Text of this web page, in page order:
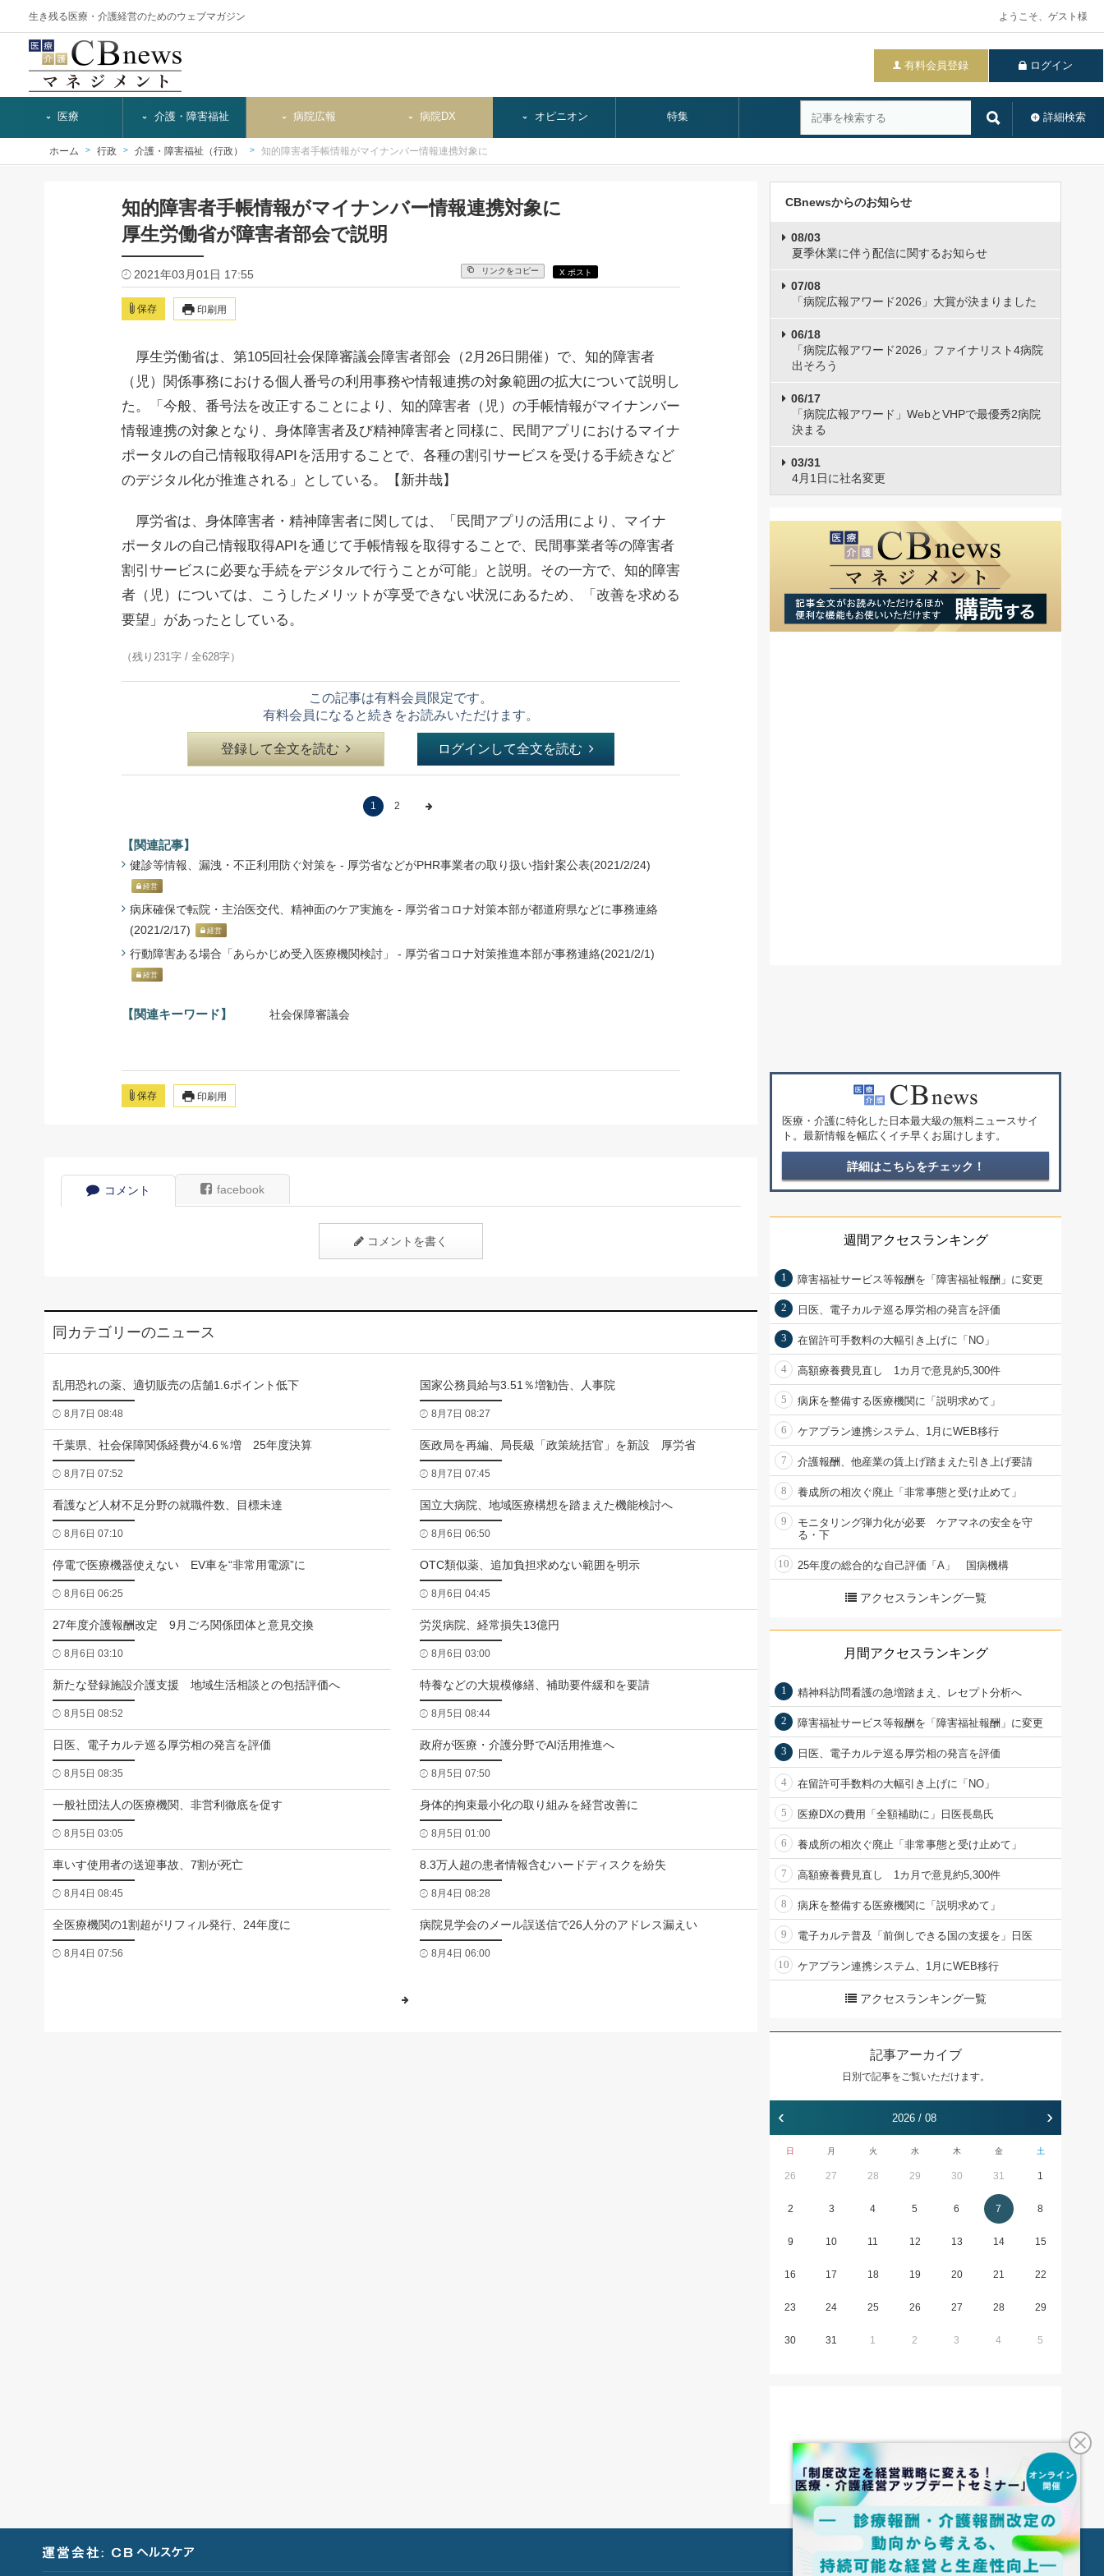
生き残る医療・介護経営のためのウェブマガジン ようこそ、ゲスト様
有料会員登録 ログイン
詳細検索
医療 介護・障害福祉 病院広報 病院DX オピニオン 特集
ホーム 行政 介護・障害福祉（行政） 知的障害者手帳情報がマイナンバー情報連携対象に
知的障害者手帳情報がマイナンバー情報連携対象に
厚生労働省が障害者部会で説明
2021年03月01日 17:55 リンクをコピー X ポスト
保存 印刷用
厚生労働省は、第105回社会保障審議会障害者部会（2月26日開催）で、知的障害者
（児）関係事務における個人番号の利用事務や情報連携の対象範囲の拡大について説明し
た。「今般、番号法を改正することにより、知的障害者（児）の手帳情報がマイナンバー
情報連携の対象となり、身体障害者及び精神障害者と同様に、民間アプリにおけるマイナ
ポータルの自己情報取得APIを活用することで、各種の割引サービスを受ける手続きなど
のデジタル化が推進される」としている。【新井哉】
厚労省は、身体障害者・精神障害者に関しては、「民間アプリの活用により、マイナ
ポータルの自己情報取得APIを通じて手帳情報を取得することで、民間事業者等の障害者
割引サービスに必要な手続をデジタルで行うことが可能」と説明。その一方で、知的障害
者（児）については、こうしたメリットが享受できない状況にあるため、「改善を求める
要望」があったとしている。
（残り231字 / 全628字）
この記事は有料会員限定です。
有料会員になると続きをお読みいただけます。
登録して全文を読む ログインして全文を読む
1 2
【関連記事】
健診等情報、漏洩・不正利用防ぐ対策を - 厚労省などがPHR事業者の取り扱い指針案公表(2021/2/24)
経営
病床確保で転院・主治医交代、精神面のケア実施を - 厚労省コロナ対策本部が都道府県などに事務連絡
(2021/2/17)
経営
行動障害ある場合「あらかじめ受入医療機関検討」 - 厚労省コロナ対策推進本部が事務連絡(2021/2/1)
経営
【関連キーワード】 社会保障審議会
保存 印刷用
コメント facebook
コメントを書く
同カテゴリーのニュース
乱用恐れの薬、適切販売の店舗1.6ポイント低下
8月7日 08:48
国家公務員給与3.51％増勧告、人事院
8月7日 08:27
千葉県、社会保障関係経費が4.6％増 25年度決算
8月7日 07:52
医政局を再編、局長級「政策統括官」を新設 厚労省
8月7日 07:45
看護など人材不足分野の就職件数、目標未達
8月6日 07:10
国立大病院、地域医療構想を踏まえた機能検討へ
8月6日 06:50
停電で医療機器使えない EV車を“非常用電源”に
8月6日 06:25
OTC類似薬、追加負担求めない範囲を明示
8月6日 04:45
27年度介護報酬改定 9月ごろ関係団体と意見交換
8月6日 03:10
労災病院、経常損失13億円
8月6日 03:00
新たな登録施設介護支援 地域生活相談との包括評価へ
8月5日 08:52
特養などの大規模修繕、補助要件緩和を要請
8月5日 08:44
日医、電子カルテ巡る厚労相の発言を評価
8月5日 08:35
政府が医療・介護分野でAI活用推進へ
8月5日 07:50
一般社団法人の医療機関、非営利徹底を促す
8月5日 03:05
身体的拘束最小化の取り組みを経営改善に
8月5日 01:00
車いす使用者の送迎事故、7割が死亡
8月4日 08:45
8.3万人超の患者情報含むハードディスクを紛失
8月4日 08:28
全医療機関の1割超がリフィル発行、24年度に
8月4日 07:56
病院見学会のメール誤送信で26人分のアドレス漏えい
8月4日 06:00
CBnewsからのお知らせ
08/03
夏季休業に伴う配信に関するお知らせ
07/08
「病院広報アワード2026」大賞が決まりました
06/18
「病院広報アワード2026」ファイナリスト4病院
出そろう
06/17
「病院広報アワード」WebとVHPで最優秀2病院
決まる
03/31
4月1日に社名変更
医療・介護に特化した日本最大級の無料ニュースサイ
ト。最新情報を幅広くイチ早くお届けします。
詳細はこちらをチェック！
週間アクセスランキング
1 障害福祉サービス等報酬を「障害福祉報酬」に変更
2 日医、電子カルテ巡る厚労相の発言を評価
3 在留許可手数料の大幅引き上げに「NO」
4 高額療養費見直し 1カ月で意見約5,300件
5 病床を整備する医療機関に「説明求めて」
6 ケアプラン連携システム、1月にWEB移行
7 介護報酬、他産業の賃上げ踏まえた引き上げ要請
8 養成所の相次ぐ廃止「非常事態と受け止めて」
9
モニタリング弾力化が必要 ケアマネの安全を守
る・下
10 25年度の総合的な自己評価「A」 国病機構
アクセスランキング一覧
月間アクセスランキング
1 精神科訪問看護の急増踏まえ、レセプト分析へ
2 障害福祉サービス等報酬を「障害福祉報酬」に変更
3 日医、電子カルテ巡る厚労相の発言を評価
4 在留許可手数料の大幅引き上げに「NO」
5 医療DXの費用「全額補助に」日医長島氏
6 養成所の相次ぐ廃止「非常事態と受け止めて」
7 高額療養費見直し 1カ月で意見約5,300件
8 病床を整備する医療機関に「説明求めて」
9 電子カルテ普及「前倒しできる国の支援を」日医
10 ケアプラン連携システム、1月にWEB移行
アクセスランキング一覧
記事アーカイブ
日別で記事をご覧いただけます。
‹ 2026 / 08 ›
日 月 火 水 木 金 土
26 27 28 29 30 31 1
2 3 4 5 6 7 8
9 10 11 12 13 14 15
16 17 18 19 20 21 22
23 24 25 26 27 28 29
30 31 1 2 3 4 5